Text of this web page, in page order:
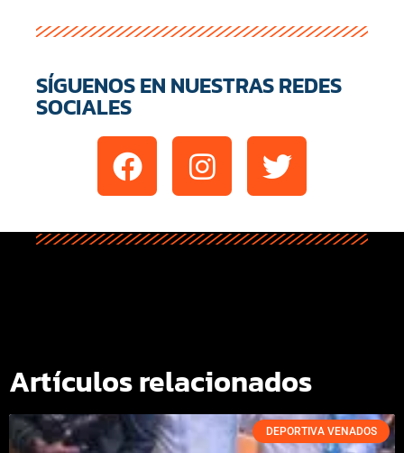
SÍGUENOS EN NUESTRAS REDES
SOCIALES
Artículos relacionados
DEPORTIVA VENADOS